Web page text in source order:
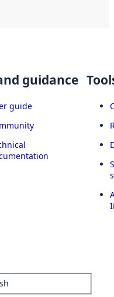
guidance
guide